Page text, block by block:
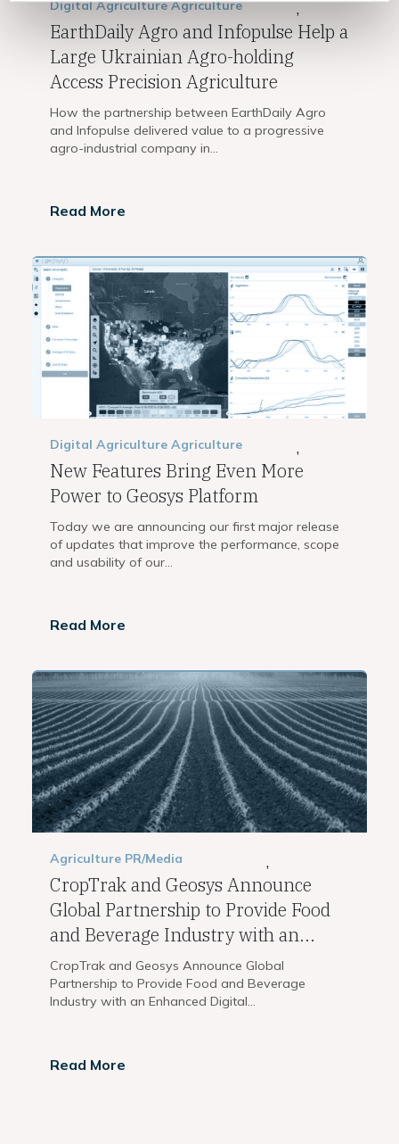
Digital Agriculture ,
Agriculture
EarthDaily Agro and Infopulse Help a
Large Ukrainian Agro-holding
Access Precision Agriculture
How the partnership between EarthDaily Agro
and Infopulse delivered value to a progressive
agro-industrial company in...
Read More
Digital Agriculture ,
Agriculture
New Features Bring Even More
Power to Geosys Platform
Today we are announcing our first major release
of updates that improve the performance, scope
and usability of our...
Read More
Agriculture ,
PR/Media
CropTrak and Geosys Announce
Global Partnership to Provide Food
and Beverage Industry with an...
CropTrak and Geosys Announce Global
Partnership to Provide Food and Beverage
Industry with an Enhanced Digital...
Read More